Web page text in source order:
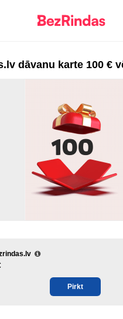
dāvanu karte 100 €
Pirkt